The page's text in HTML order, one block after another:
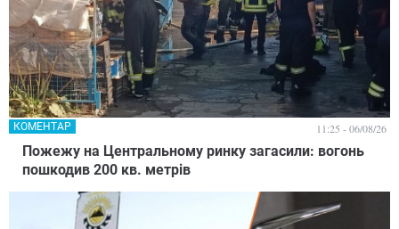
Пожежу на Центральному ринку загасили: вогонь
пошкодив 200 кв. метрів
КОМЕНТАР 11:25 - 06/08/26